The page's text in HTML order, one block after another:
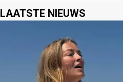
LAATSTE NIEUWS